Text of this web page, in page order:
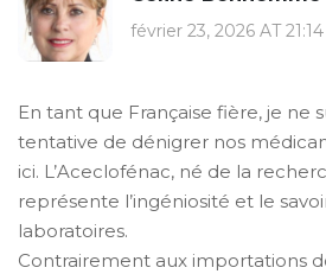
février 23, 2026 AT 21:14
En tant que Française fière, je ne
tentative de dénigrer nos
ici. L’Aceclofénac, né de la
représente l’ingéniosité et le
laboratoires.
Contrairement aux importations